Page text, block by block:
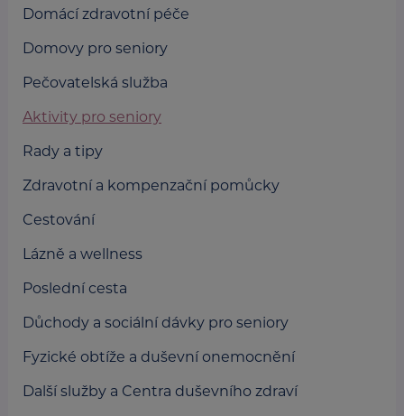
Domácí zdravotní péče
Domovy pro seniory
Pečovatelská služba
Aktivity pro seniory
Rady a tipy
Zdravotní a kompenzační pomůcky
Cestování
Lázně a wellness
Poslední cesta
Důchody a sociální dávky pro seniory
Fyzické obtíže a duševní onemocnění
Další služby a Centra duševního zdraví